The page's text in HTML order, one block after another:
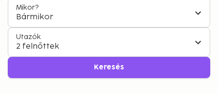
Mikor?
Bármikor
Utazók
2 felnőttek
Keresés